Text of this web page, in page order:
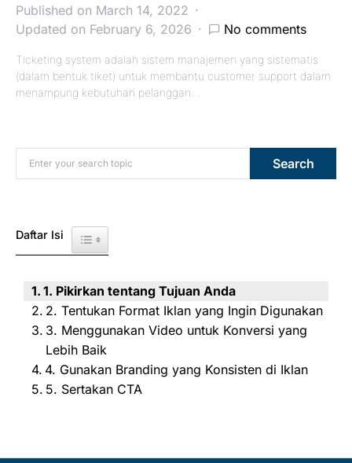
Published on March 14, 2022
Updated on February 6, 2026
No comments
Ticketing system adalah sistem manajemen yang sistematis
(dalam bentuk tiket) untuk membantu customer support dalam
menampung kebutuhan pelanggan…
Search for: Search
Daftar Isi Toggle Table of Content
1. Pikirkan tentang Tujuan Anda
2. Tentukan Format Iklan yang Ingin Digunakan
3. Menggunakan Video untuk Konversi yang
Lebih Baik
4. Gunakan Branding yang Konsisten di Iklan
5. Sertakan CTA